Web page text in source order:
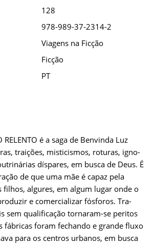
128
978-989-37-2314-2
Viagens na Ficção
Ficção
PT
RELENTO é a saga de Benvinda Luz
traições, misticismos, roturas, igno­
díspares, em busca de Deus. É
de que uma mãe é capaz pela
filhos, algures, em algum lugar onde o
e comercializar fósforos. Tra­
sem qualificação tornaram-se peritos
fábricas foram fechando e grande fluxo
para os centros urbanos, em busca